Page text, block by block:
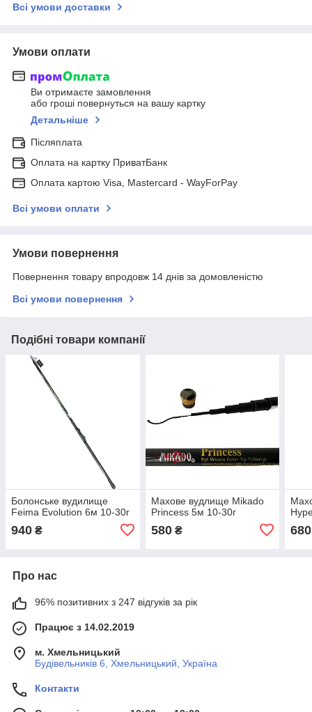
Всі умови доставки
Умови оплати
Ви отримаєте замовлення
або гроші повернуться на вашу картку
Детальніше
Післяплата
Оплата на картку ПриватБанк
Оплата картою Visa, Mastercard - WayForPay
Всі умови оплати
Умови повернення
Повернення товару впродовж 14 днів за домовленістю
Всі умови повернення
Подібні товари компанії
Болонське вудилище
Feima Evolution 6м 10-30г
940 ₴
Махове вудлище Mikado
Princess 5м 10-30г
580₴ 680
Про нас
96% позитивних з 247 відгуків за рік
Працює з 14.02.2019
м. Хмельницький
Будівельників 6, Хмельницький, Україна
Контакти